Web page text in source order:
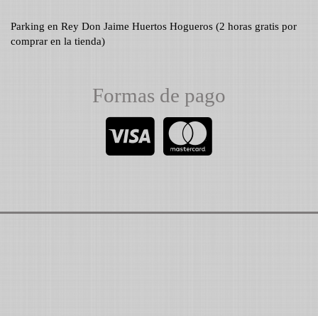
Parking en Rey Don Jaime Huertos Hogueros (2 horas gratis por
comprar en la tienda)
Formas de pago